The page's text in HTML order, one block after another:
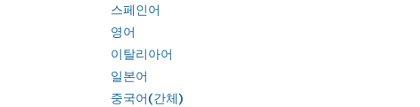
스페인어
영어
이탈리아어
일본어
중국어(간체)